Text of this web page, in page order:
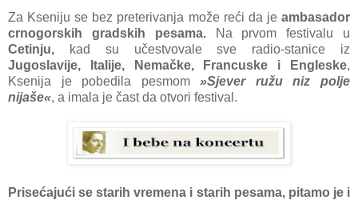
Za Kseniju se bez preterivanja može reći da je ambasador
crnogorskih gradskih pesama.Na prvom festivalu u
Cetinju, kad su učestvovale sve radio-stanice iz
Jugoslavije, Italije, Nemačke, Francuske i Engleske,
Ksenija je pobedila pesmom»Sjever ružu niz polje
nijaše«, a imala je čast da otvori festival.
Prisećajući se starih vremena i starih pesama, pitamo je i